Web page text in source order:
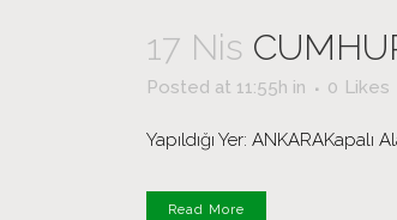
17 Nis
Posted at 11:55h in 0 Likes
Yapıldığı Yer:
Read More